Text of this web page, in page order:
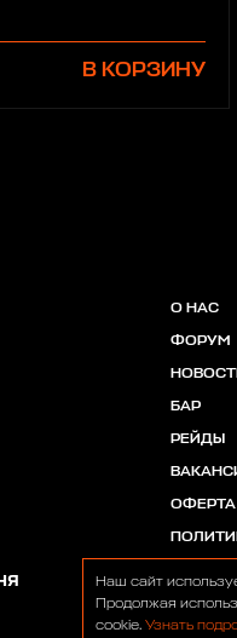
В КОРЗИНУ
О НАС
ФОРУМ
БАР
РЕЙДЫ
ОФЕРТА
Наш сайт
Продолжая
cookie. Узнать